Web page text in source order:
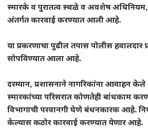
स्मारके व पुरातत्व स्थळे व अवशेष
अंतर्गत कारवाई करण्यात आली आहे.
या प्रकरणाचा पुढील तपास पोलीस हवालदार
सोपविण्यात आला आहे.
दरम्यान, प्रशासनाने नागरिकांना आवाहन
स्मारकांच्या परिसरात कोणतेही बांधकाम
विभागाची परवानगी घेणे बंधनकारक आहे.
केल्यास कठोर कारवाई करण्यात येणार आहे.